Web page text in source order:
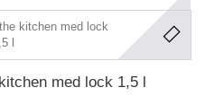
med lock 1,5 l